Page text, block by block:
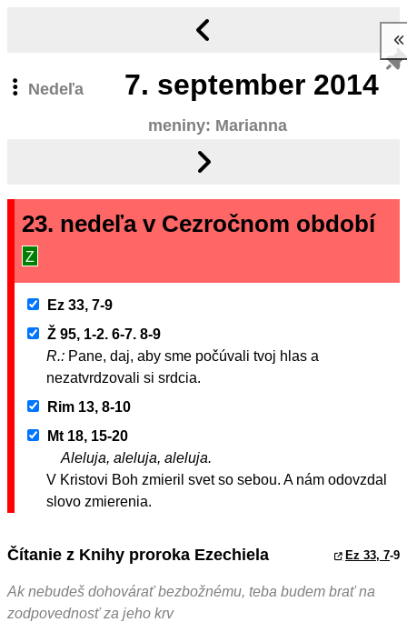
Nedeľa 7. september 2014
meniny: Marianna
23. nedeľa v Cezročnom období
Z
Ez 33, 7-9
Ž 95, 1-2. 6-7. 8-9
R.: Pane, daj, aby sme počúvali tvoj hlas a
nezatvrdzovali si srdcia.
Rim 13, 8-10
Mt 18, 15-20
Aleluja, aleluja, aleluja.
V Kristovi Boh zmieril svet so sebou. A nám odovzdal
slovo zmierenia.
Čítanie z Knihy proroka Ezechiela Ez 33, 7-9
Ak nebudeš dohovárať bezbožnému, teba budem brať na
zodpovednosť za jeho krv